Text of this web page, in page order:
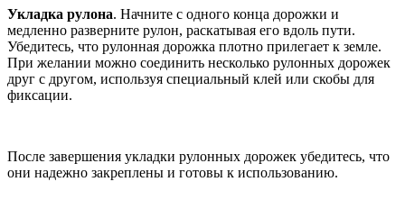
Укладка рулона. Начните с одного конца дорожки и
медленно разверните рулон, раскатывая его вдоль пути.
Убедитесь, что рулонная дорожка плотно прилегает к земле.
При желании можно соединить несколько рулонных дорожек
друг с другом, используя специальный клей или скобы для
фиксации.
После завершения укладки рулонных дорожек убедитесь, что
они надежно закреплены и готовы к использованию.